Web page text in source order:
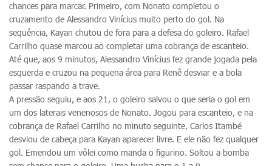
chances para marcar. Primeiro, com Nonato completou o
cruzamento de Alessandro Vinícius muito perto do gol. Na
sequência, Kayan chutou de fora para a defesa do goleiro. Rafael
Carrilho quase marcou ao completar uma cobrança de escanteio.
Até que, aos 9 minutos, Alessandro Vinícius fez grande jogada pela
esquerda e cruzou na pequena área para Renê desviar e a bola
passar raspando a trave.
A pressão seguiu, e aos 21, o goleiro salvou o que seria o gol em
um dos laterais venenosos de Nonato. Jogou para escanteio, e na
cobrança de Rafael Carrilho no minuto seguinte, Carlos Itambé
desviou de cabeça para Kayan aparecer livre. E ele não fez qualquer
gol. Emendou um vôlei como manda o figurino. Soltou a bomba